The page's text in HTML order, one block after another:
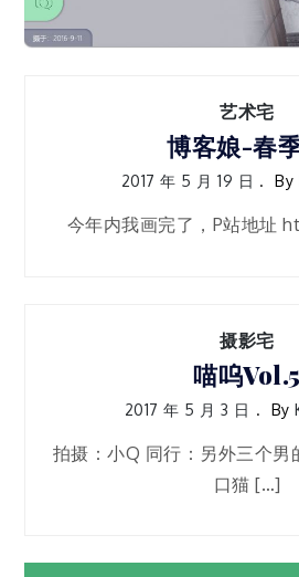
一碗吗~~
2017 年 6 月 17 日
艺术宅
博客娘-春
2017 年 5 月 19 日 By
今年内我画完了，P站地址
摄影宅
喵呜Vol.5
2017 年 5 月 3 日 By
拍摄：小Q 同行：另外三个男
口猫 […]